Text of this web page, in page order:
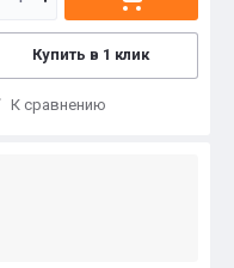
Купить в 1 клик
К сравнению